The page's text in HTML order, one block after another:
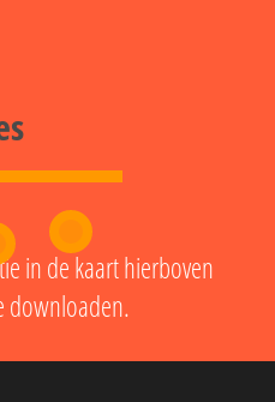
in de kaart hierboven
downloaden.